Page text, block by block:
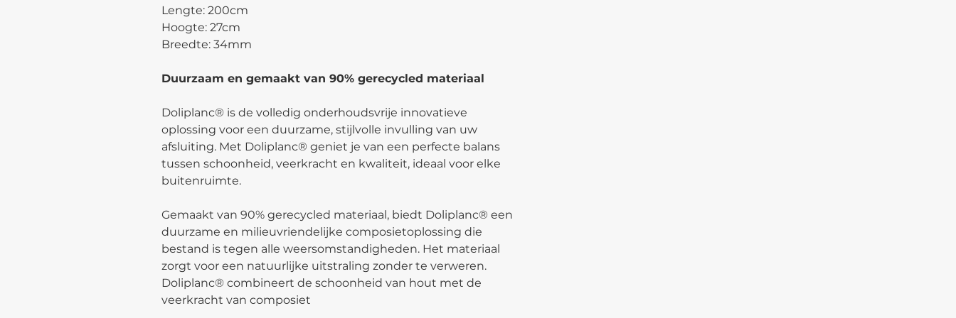
Lengte: 200cm
Hoogte: 27cm
Breedte: 34mm
Duurzaam en gemaakt van 90% gerecycled materiaal
Doliplanc® is de volledig onderhoudsvrije innovatieve
oplossing voor een duurzame, stijlvolle invulling van uw
afsluiting. Met Doliplanc® geniet je van een perfecte balans
tussen schoonheid, veerkracht en kwaliteit, ideaal voor elke
buitenruimte.
Gemaakt van 90% gerecycled materiaal, biedt Doliplanc® een
duurzame en milieuvriendelijke composietoplossing die
bestand is tegen alle weersomstandigheden. Het materiaal
zorgt voor een natuurlijke uitstraling zonder te verweren.
Doliplanc® combineert de schoonheid van hout met de
veerkracht van composiet